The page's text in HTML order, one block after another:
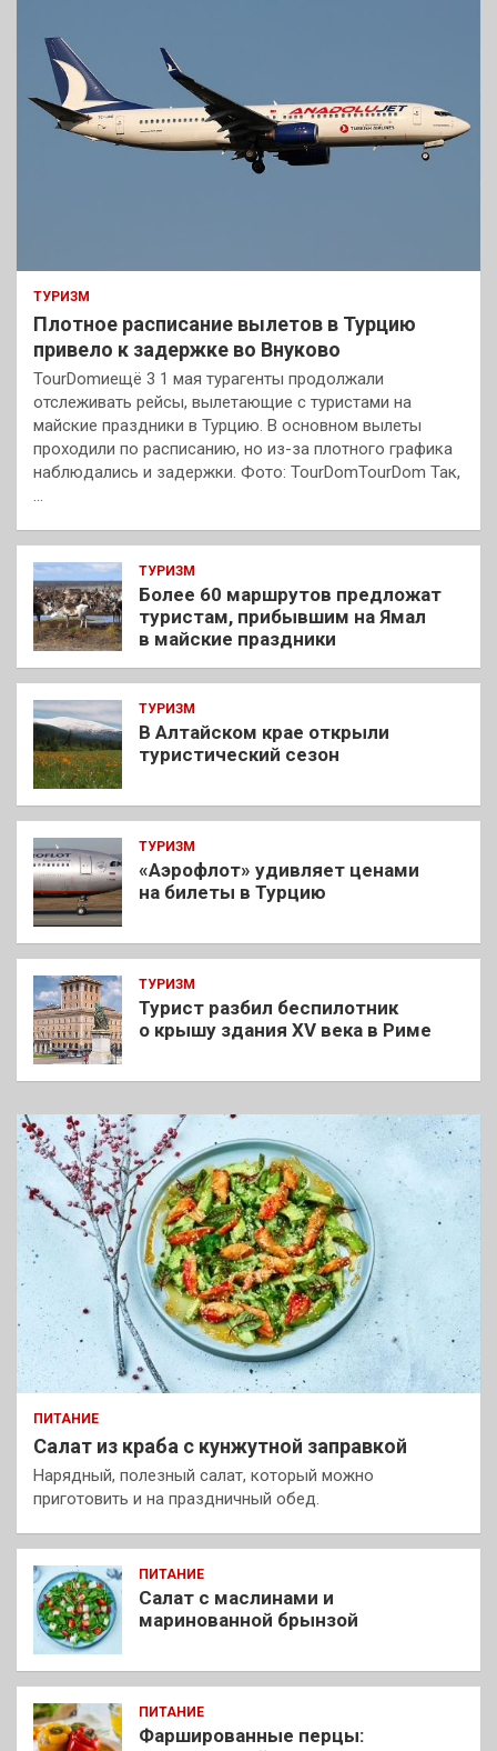
ТУРИЗМ
Плотное расписание вылетов в Турцию
привело к задержке во Внуково
TourDomиещё 3 1 мая турагенты продолжали
отслеживать рейсы, вылетающие с туристами на
майские праздники в Турцию. В основном вылеты
проходили по расписанию, но из-за плотного графика
наблюдались и задержки. Фото: TourDomTourDom Так,
…
ТУРИЗМ
Более 60 маршрутов предложат
туристам, прибывшим на Ямал
в майские праздники
ТУРИЗМ
В Алтайском крае открыли
туристический сезон
ТУРИЗМ
«Аэрофлот» удивляет ценами
на билеты в Турцию
ТУРИЗМ
Турист разбил беспилотник
о крышу здания XV века в Риме
ПИТАНИЕ
Салат из краба с кунжутной заправкой
Нарядный, полезный салат, который можно
приготовить и на праздничный обед.
ПИТАНИЕ
Салат с маслинами и
маринованной брынзой
ПИТАНИЕ
Фаршированные перцы: